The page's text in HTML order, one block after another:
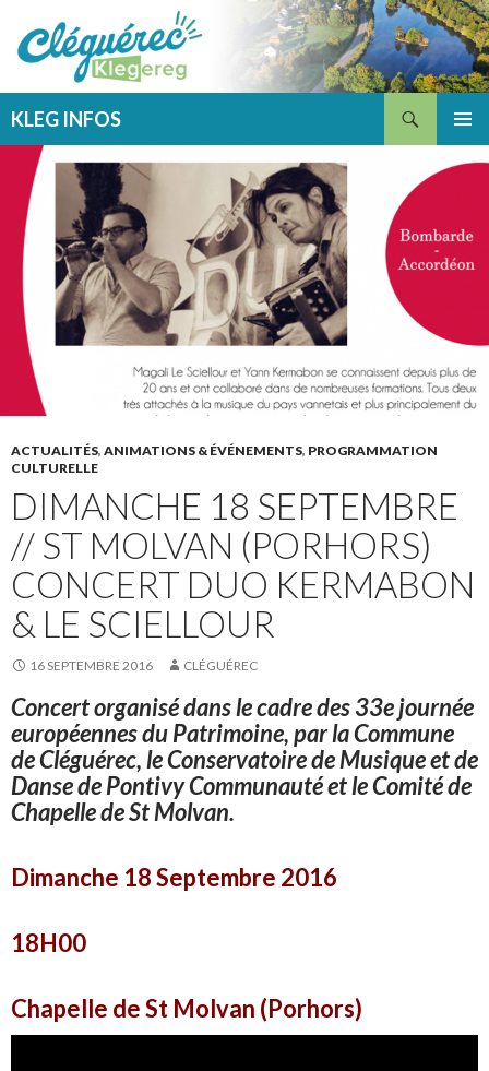
KLEG INFOS
CONTENU
ACTUALITÉS, ANIMATIONS & ÉVÉNEMENTS, PROGRAMMATION
CULTURELLE
DIMANCHE 18 SEPTEMBRE
// ST MOLVAN (PORHORS)
CONCERT DUO KERMABON
& LE SCIELLOUR
16 SEPTEMBRE 2016 CLÉGUÉREC
Concert organisé dans le cadre des 33e journée
européennes du Patrimoine, par la Commune
de Cléguérec, le Conservatoire de Musique et de
Danse de Pontivy Communauté et le Comité de
Chapelle de St Molvan.
Dimanche 18 Septembre 2016
18H00
Chapelle de St Molvan (Porhors)